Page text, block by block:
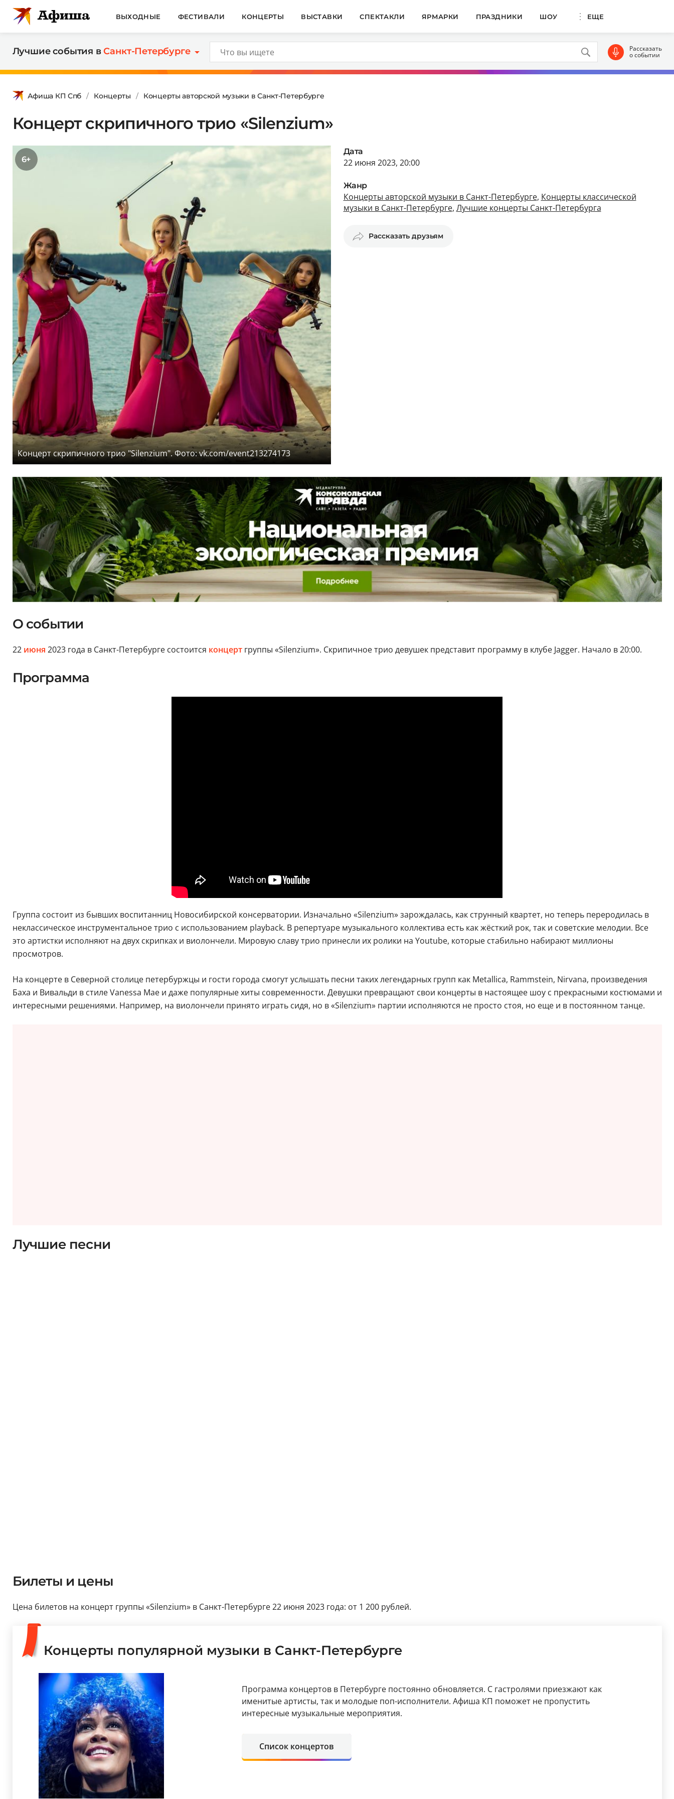
ВЫХОДНЫЕ ФЕСТИВАЛИ КОНЦЕРТЫ ВЫСТАВКИ СПЕКТАКЛИ ЯРМАРКИ ПРАЗДНИКИ ШОУ ЕЩЕ
Лучшие события вСанкт-Петербурге Рассказать
о событии
Афиша КП Спб Концерты Концерты авторской музыки в Санкт-Петербурге
Концерт скрипичного трио «Silenzium»
6+
Концерт скрипичного трио "Silenzium". Фото: vk.com/event213274173
Дата
22 июня 2023, 20:00
Жанр
Концерты авторской музыки в Санкт-Петербурге, Концерты классической
музыки в Санкт-Петербурге, Лучшие концерты Санкт-Петербурга
Рассказать друзьям
О событии
22 июня 2023 года в Санкт-Петербурге состоится концертгруппы «Silenzium». Скрипичное трио девушек представит программу в клубе Jagger. Начало в 20:00.
Программа
Группа состоит из бывших воспитанниц Новосибирской консерватории. Изначально «Silenzium» зарождалась, как струнный квартет, но теперь переродилась в
неклассическое инструментальное трио с использованием playback. В репертуаре музыкального коллектива есть как жёсткий рок, так и советские мелодии. Все
это артистки исполняют на двух скрипках и виолончели. Мировую славу трио принесли их ролики на Youtube, которые стабильно набирают миллионы
просмотров.
На концерте в Северной столице петербуржцы и гости города смогут услышать песни таких легендарных групп как Metallica, Rammstein, Nirvana, произведения
Баха и Вивальди в стиле Vanessa Mae и даже популярные хиты современности. Девушки превращают свои концерты в настоящее шоу с прекрасными костюмами и
интересными решениями. Например, на виолончели принято играть сидя, но в «Silenzium» партии исполняются не просто стоя, но еще и в постоянном танце.
Лучшие песни
Билеты и цены
Цена билетов на концерт группы «Silenzium» в Санкт-Петербурге 22 июня 2023 года: от 1 200 рублей.
Концерты популярной музыки в Санкт-Петербурге
Программа концертов в Петербурге постоянно обновляется. С гастролями приезжают как
именитые артисты, так и молодые поп-исполнители. Афиша КП поможет не пропустить
интересные музыкальные мероприятия.
Список концертов